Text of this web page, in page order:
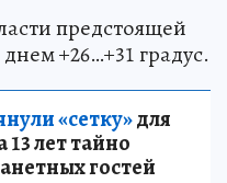
предстоящей
+26…+31 градус.
«сетку»для
лет тайно
гостей